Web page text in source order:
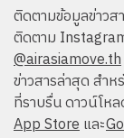
ติดตามข้อมูลข่าวส
ติดตาม
@airasiamove.th
ข่าวสารล่าสุด สำ
ที่ราบรื่น ดาวน์โห
App Storeและ